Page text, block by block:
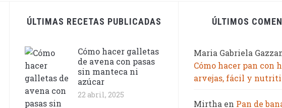
ÚLTIMAS RECETAS PUBLICADAS
Cómo hacer galletas
de avena con pasas
sin manteca ni
azúcar
22 abril, 2025
ÚLTIMOS
Maria Gabriela
Cómo hacer pan con
arvejas, fácil y
Mirtha en Pan de